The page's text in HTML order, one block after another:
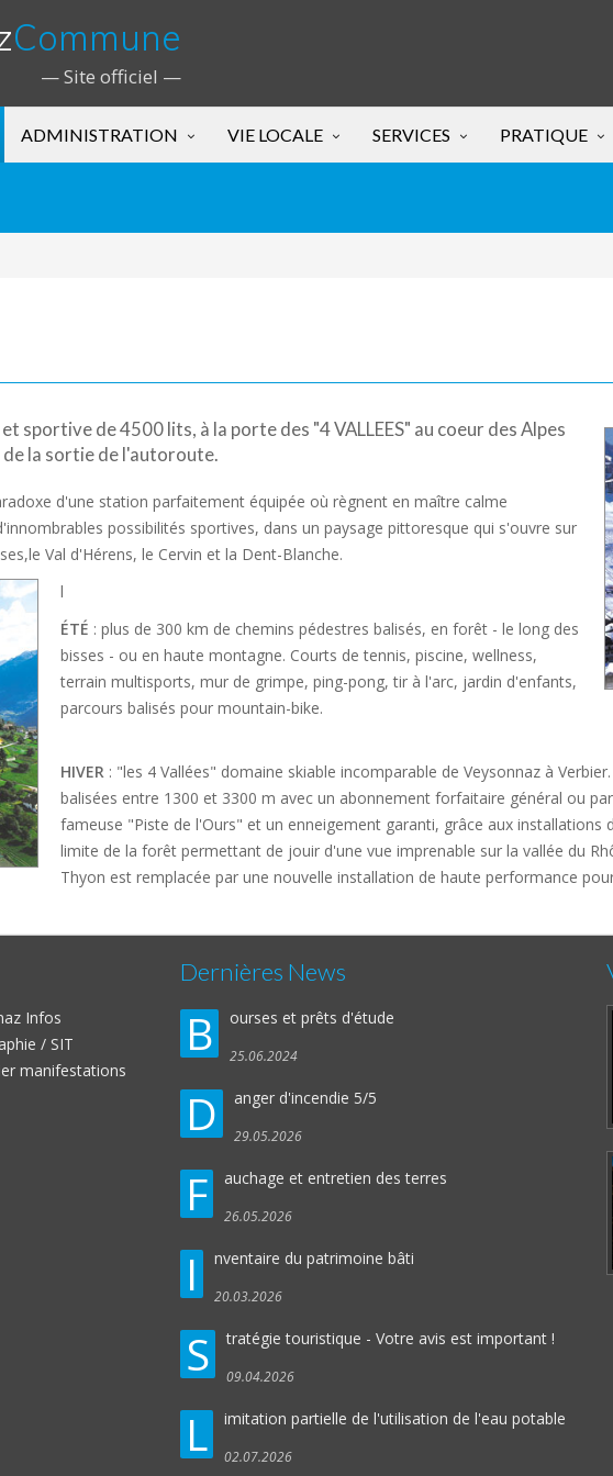
Commune
— Site officiel —
ADMINISTRATION VIE LOCALE SERVICES PRATIQUE
sportive de 4500 lits, à la porte des "4 VALLEES" au coeur des Alpes
de la sortie de l'autoroute.
d'une station parfaitement équipée où règnent en maître calme
possibilités sportives, dans un paysage pittoresque qui s'ouvre sur
Val d'Hérens, le Cervin et la Dent-Blanche.
l
ÉTÉ : plus de 300 km de chemins pédestres balisés, en forêt - le long des
bisses - ou en haute montagne. Courts de tennis, piscine, wellness,
terrain multisports, mur de grimpe, ping-pong, tir à l'arc, jardin d'enfants,
parcours balisés pour mountain-bike.
HIVER : "les 4 Vallées" domaine skiable incomparable de Veysonnaz à
balisées entre 1300 et 3300 m avec un abonnement forfaitaire général ou
fameuse "Piste de l'Ours" et un enneigement garanti, grâce aux installations
limite de la forêt permettant de jouir d'une vue imprenable sur la vallée du
Thyon est remplacée par une nouvelle installation de haute performance
Infos
/ SIT
manifestations
Dernières News
B ourses et prêts d'étude
25.06.2024
D anger d'incendie 5/5
29.05.2026
F auchage et entretien des terres
26.05.2026
I nventaire du patrimoine bâti
20.03.2026
S tratégie touristique - Votre avis est important !
09.04.2026
L imitation partielle de l'utilisation de l'eau potable
02.07.2026